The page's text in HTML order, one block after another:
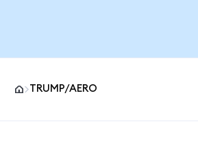
TRUMP/AERO